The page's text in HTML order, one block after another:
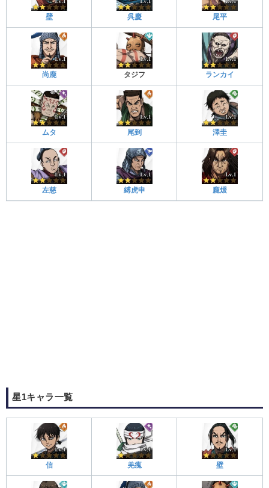
壁 呉慶 尾平
尚鹿 タジフ ランカイ
ムタ 尾到 澤圭
左慈 縛虎申 龐煖
星1キャラ一覧
信 羌瘣 壁